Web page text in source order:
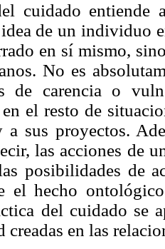
cuidado entiende
idea de un individuo
en sí mismo,
No es
de carencia o
en el resto de
a sus proyectos.
las acciones de
posibilidades de
el hecho
del cuidado se
en las